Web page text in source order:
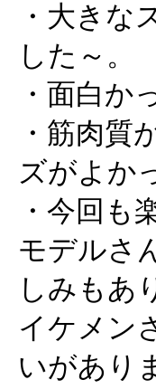
・大きな
した～。
・面白か
・筋肉質
ズがよか
・今回も
モデルさ
しみもあ
イケメン
いがあり